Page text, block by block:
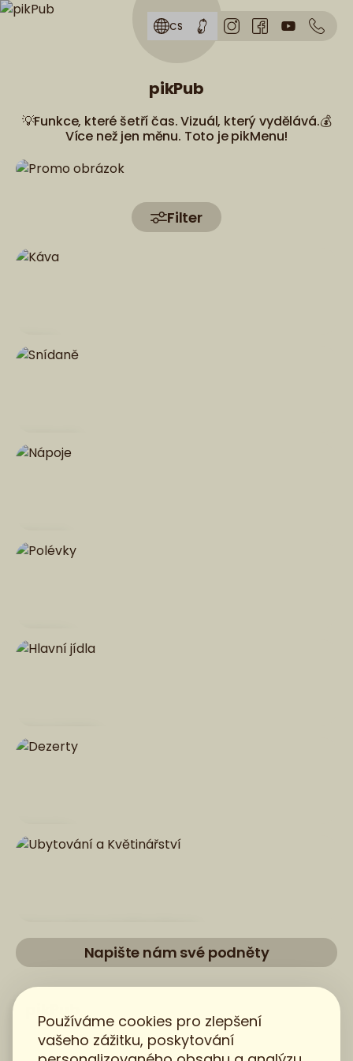
Používáme cookies pro zlepšení
vašeho zážitku, poskytování
Skip to menu
CS
pikPub
💡Funkce, které šetří čas. Vizuál, který vydělává.💰
Více než jen měnu. Toto je pikMenu!
Filter
Káva
Snídaně
Nápoje
Polévky
Hlavní jídla
Dezerty
Napište nám své podněty
pikPub